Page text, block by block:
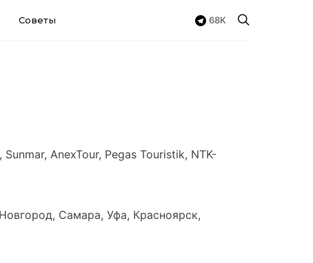
Советы 68K
AnexTour, Pegas Touristik, NTK-
Самара, Уфа, Красноярск,